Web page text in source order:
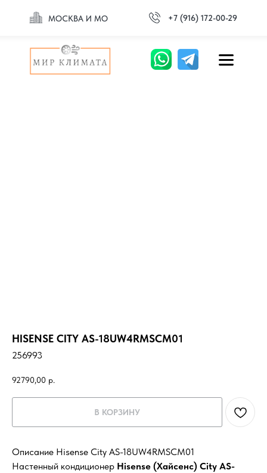
МОСКВА И МО +7 (916) 172-00-29
HISENSE CITY AS-18UW4RMSCM01
256993
92790,00 р.
В КОРЗИНУ
Описание Hisense City AS-18UW4RMSCM01
Настенный кондиционер Hisense (Хайсенс) City AS-